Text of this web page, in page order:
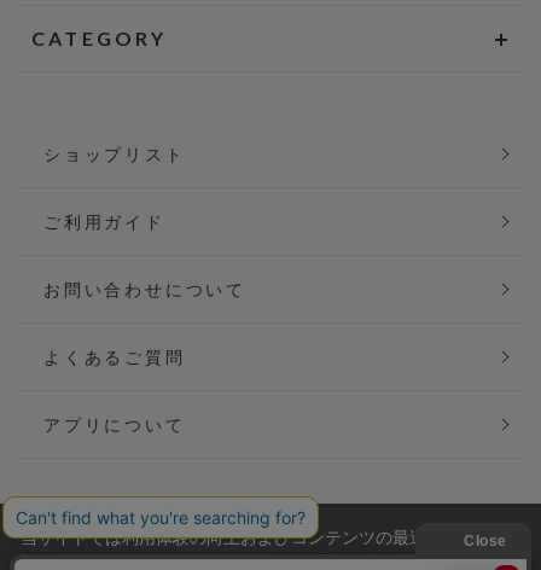
CATEGORY
ショップリスト
ご利用ガイド
お問い合わせについて
よくあるご質問
アプリについて
会社概要 特定商取引法に基づく表記
当サイトでは利用体験の向上およびコンテンツの最適な提供、ト
ラフィックの分析を目的としてCookieを使用しています。